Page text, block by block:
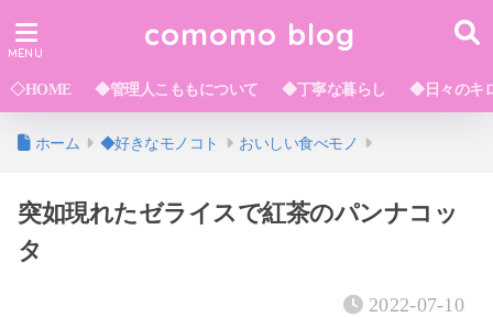
comomo blog
◇HOME ◆管理人こももについて ◆丁寧な暮らし ◆日々のキ
ホーム ◆好きなモノコト おいしい食べモノ
突如現れたゼライスで紅茶のパンナコッ
タ
2022-07-10